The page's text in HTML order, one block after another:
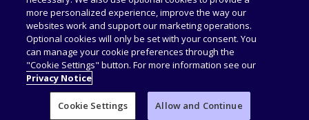
通用服務條款 可接受使用政策
私隱政策 收集個人資料聲明
more personalized experience, improve the way our
websites work and support our marketing operations.
Optional cookies will only be set with your consent. You
can manage your cookie preferences through the
"Cookie Settings" button. For more information see our
Privacy Notice
Cookie Settings Allow and Continue